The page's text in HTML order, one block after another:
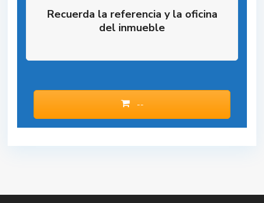
Recuerda la referencia y la oficina
del inmueble
--